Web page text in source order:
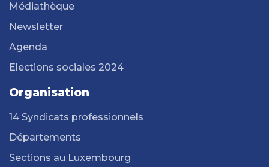
Médiathèque
Newsletter
Agenda
Elections sociales 2024
Organisation
14 Syndicats professionnels
Départements
Sections au Luxembourg